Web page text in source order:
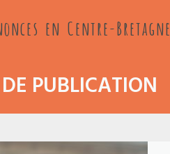
en Centre-Bretagne
PUBLICATION